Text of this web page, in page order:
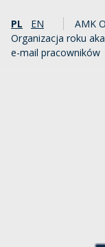
PL EN AMK
Organizacja roku
e-mail pracowników